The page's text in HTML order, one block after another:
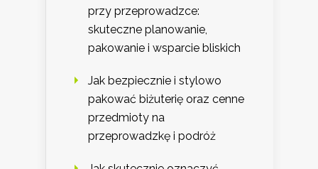
przy przeprowadzce:
skuteczne planowanie,
pakowanie i wsparcie bliskich
Jak bezpiecznie i stylowo
pakować biżuterię oraz cenne
przedmioty na
przeprowadzkę i podróż